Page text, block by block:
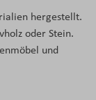
hergestellt.
oder Stein.
und